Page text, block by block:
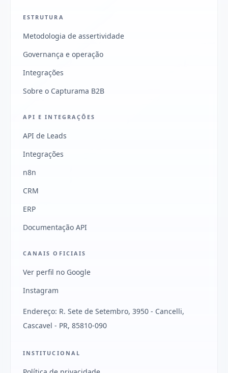
ESTRUTURA
Metodologia de assertividade
Governança e operação
Integrações
Sobre o Capturama B2B
API E INTEGRAÇÕES
API de Leads
Integrações
n8n
CRM
ERP
Documentação API
CANAIS OFICIAIS
Ver perfil no Google
Instagram
Endereço: R. Sete de Setembro, 3950 - Cancelli,
Cascavel - PR, 85810-090
INSTITUCIONAL